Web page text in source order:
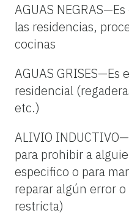
AGUAS
las residencias,
cocinas
AGUAS GRISES—Es
residencial
etc.)
ALIVIO
para prohibir a
especifico o para
reparar algún error
restricta)